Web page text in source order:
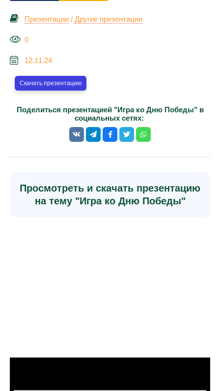
Презентации / Другие презентации
0
12.11.24
Скачать презентацию
Поделиться презентацией "Игра ко Дню Победы" в
социальных сетях:
Просмотреть и скачать презентацию
на тему "Игра ко Дню Победы"